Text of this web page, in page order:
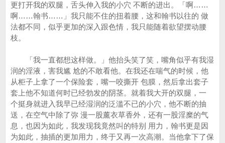
更打开我的双腿，舌头伸入我的小穴 不断的进出。「啊……
啊……翰书……」我只能不住的扭着腰，这和翰书以往的 做
法都不同，似乎更加的深入跟色情，我只能随着欲望摆动腰
枝。
「我一直都想这样做。」他抬头笑了笑，嘴角似乎有我湿
润的淫液，害我尴 尬的不敢看他。在我还在喘气的时候，他
从柜子上拿了一个保险套，嘴一咬撕开 包膜，然后拿出套子
套上他不知道何时已经勃发的阴茎。就着我大开的双腿，一
个挺身就进入我早已经湿润的泛滥不已的小穴，他不断的抽
送，在空气中除了弥 漫一股薰衣草香外，还有一股淫糜的气
息，也因为如此，我发现我竟然叫的特别 用力，翰书更是因
为如此，抽插的更加用力，终于又再一次高潮。当他拿下了保